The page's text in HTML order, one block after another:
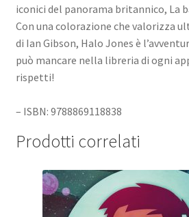
iconici del panorama britannico, La
Con una colorazione che valorizza
di Ian Gibson, Halo Jones è
può mancare nella libreria di ogni
rispetti!
– ISBN: 9788869118838
Prodotti correlati